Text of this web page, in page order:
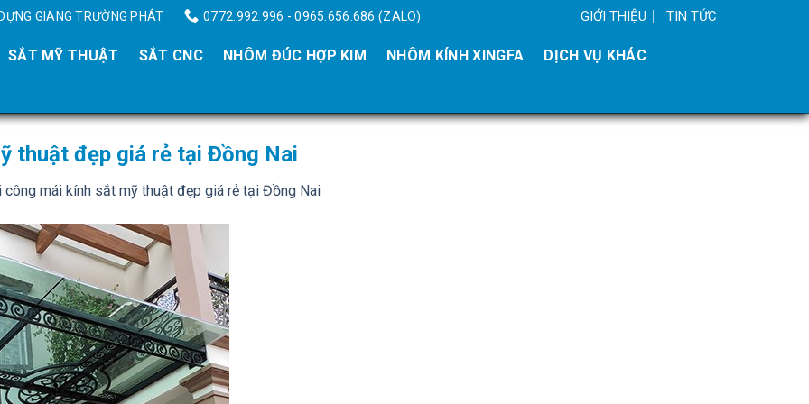
GIANG TRƯỜNG PHÁT 0772.992.996 - 0965.656.686 (ZALO) GIỚI THIỆU TIN TỨC
SẮT MỸ THUẬT SẮT CNC NHÔM ĐÚC HỢP KIM NHÔM KÍNH XINGFA
DỊCH VỤ KHÁC
thuật đẹp giá rẻ tại Đồng Nai
công mái kính sắt mỹ thuật đẹp giá rẻ tại Đồng Nai